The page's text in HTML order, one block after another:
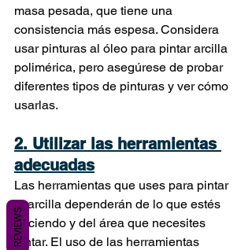
masa pesada, que tiene una
consistencia más espesa. Considera
usar pinturas al óleo para pintar arcilla
polimérica, pero asegúrese de probar
diferentes tipos de pinturas y ver cómo
usarlas.
2. Utilizar las herramientas
adecuadas
Las herramientas que uses para pintar
tu arcilla dependerán de lo que estés
haciendo y del área que necesites
pintar. El uso de las herramientas
REVIEWS